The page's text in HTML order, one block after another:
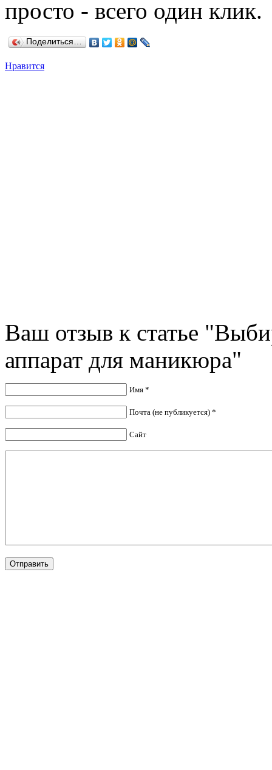
просто - всего один клик.
Поделиться…
Нравится
Ваш отзыв к статье
аппарат для маникюра"
Имя *
Почта (не публикуется) *
Сайт